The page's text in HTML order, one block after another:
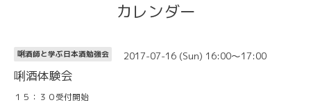
カレンダー
唎酒師と学ぶ日本酒勉強会 2017-07-16 (Sun) 16:00～17:00
唎酒体験会
１５：３０受付開始